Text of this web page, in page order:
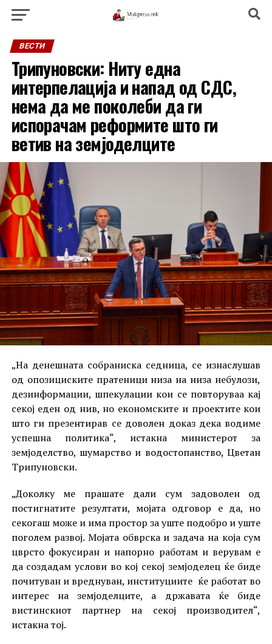
ВЕСТИ
Трипуновски: Ниту една
интерпелација и напад од СДС,
нема да ме поколеби да ги
испорачам реформите што ги
ветив на земјоделците
„На денешната собраниска седница, се изнаслушав
од опозициските пратеници низа на низа небулози,
дезинформации, шпекулации кои се повторуваа кај
секој еден од нив, но економските и проектите кои
што ги презентирав се доволен доказ дека водиме
успешна политика“, истакна министерот за
земјоделство, шумарство и водостопанство, Цветан
Трипуновски.
„Доколку ме прашате дали сум задоволен од
постигнатите резултати, мојата одговор е да, но
секогаш може и има простор за уште подобро и уште
поголем развој. Мојата обврска и задача на која сум
цврсто фокусиран и напорно работам и верувам е
да создадам услови во кој секој земјоделец ќе биде
почитуван и вреднуван, институциите ќе работат во
интерес на земјоделците, а државата ќе биде
вистинскиот партнер на секој производител“,
истакна тој.